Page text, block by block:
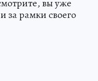
вы уже
за рамки своего